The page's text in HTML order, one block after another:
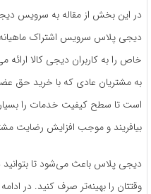
در این بخش از مقاله به سرویس
دیجی پلاس سرویس اشتراک ماهیانه
خاص را به کاربران دیجی کالا
به مشتریان عادی که با خرید حق
است تا سطح کیفیت خدمات را بسیار
بیافریند و موجب افزایش رضایت
دیجی پلاس باعث می‌شود تا
وقتتان را بهینه‌تر صرف کنید. در